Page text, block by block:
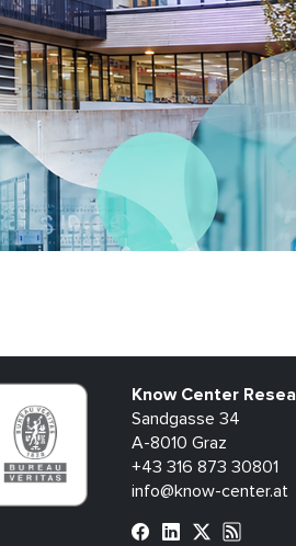
Know Center
Sandgasse 34
A-8010 Graz
+43 316 873 30801
info@know-center.at